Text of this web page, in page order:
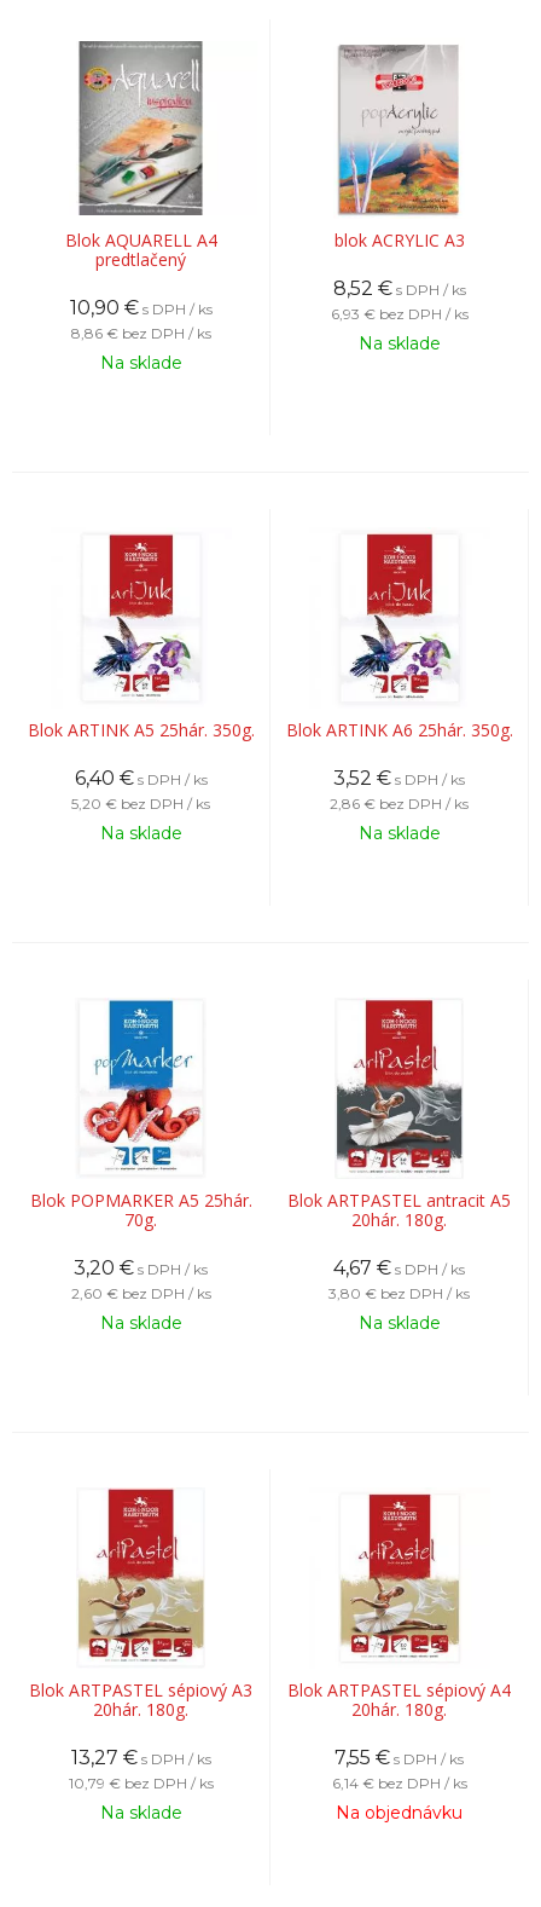
Blok AQUARELL A4
predtlačený
10,90 € s DPH / ks
8,86 € bez DPH / ks
Na sklade
blok ACRYLIC A3
8,52 € s DPH / ks
6,93 € bez DPH / ks
Na sklade
Blok ARTINK A5 25hár. 350g.
6,40 € s DPH / ks
5,20 € bez DPH / ks
Na sklade
Blok ARTINK A6 25hár. 350g.
3,52 € s DPH / ks
2,86 € bez DPH / ks
Na sklade
Blok POPMARKER A5 25hár.
70g.
3,20 € s DPH / ks
2,60 € bez DPH / ks
Na sklade
Blok ARTPASTEL antracit A5
20hár. 180g.
4,67 € s DPH / ks
3,80 € bez DPH / ks
Na sklade
Blok ARTPASTEL sépiový A3
20hár. 180g.
13,27 € s DPH / ks
10,79 € bez DPH / ks
Na sklade
Blok ARTPASTEL sépiový A4
20hár. 180g.
7,55 € s DPH / ks
6,14 € bez DPH / ks
Na objednávku